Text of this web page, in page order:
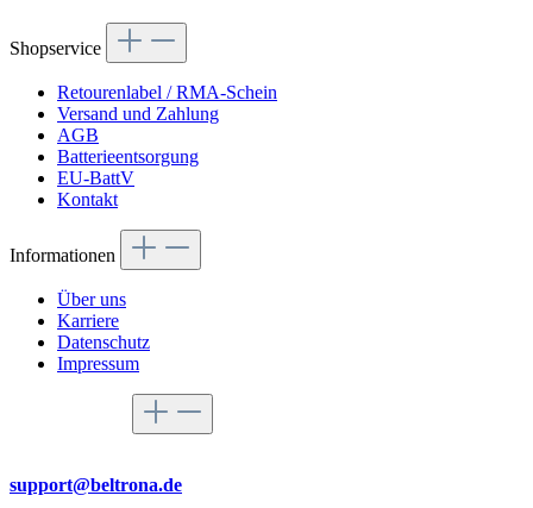
Shopservice
Retourenlabel / RMA-Schein
Versand und Zahlung
AGB
Batterieentsorgung
EU-BattV
Kontakt
Informationen
Über uns
Karriere
Datenschutz
Impressum
support@beltrona.de